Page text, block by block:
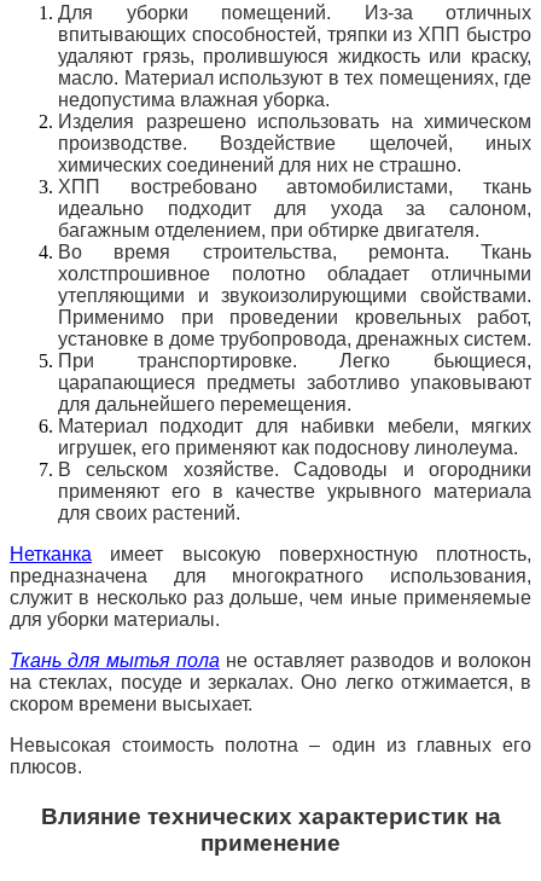
Для уборки помещений. Из-за отличных
впитывающих способностей, тряпки из ХПП быстро
удаляют грязь, пролившуюся жидкость или краску,
масло. Материал используют в тех помещениях, где
недопустима влажная уборка.
Изделия разрешено использовать на химическом
производстве. Воздействие щелочей, иных
химических соединений для них не страшно.
ХПП востребовано автомобилистами, ткань
идеально подходит для ухода за салоном,
багажным отделением, при обтирке двигателя.
Во время строительства, ремонта. Ткань
холстпрошивное полотно обладает отличными
утепляющими и звукоизолирующими свойствами.
Применимо при проведении кровельных работ,
установке в доме трубопровода, дренажных систем.
При транспортировке. Легко бьющиеся,
царапающиеся предметы заботливо упаковывают
для дальнейшего перемещения.
Материал подходит для набивки мебели, мягких
игрушек, его применяют как подоснову линолеума.
В сельском хозяйстве. Садоводы и огородники
применяют его в качестве укрывного материала
для своих растений.
Нетканка имеет высокую поверхностную плотность,
предназначена для многократного использования,
служит в несколько раз дольше, чем иные применяемые
для уборки материалы.
Ткань для мытья пола не оставляет разводов и волокон
на стеклах, посуде и зеркалах. Оно легко отжимается, в
скором времени высыхает.
Невысокая стоимость полотна – один из главных его
плюсов.
Влияние технических характеристик на
применение